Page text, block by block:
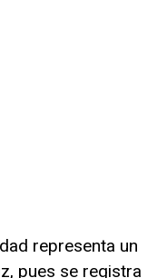
representa un
pues se registra